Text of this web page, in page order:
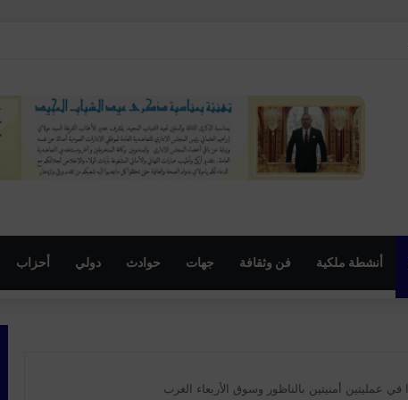
أنشطة ملكية فن وثقافة جهات حوادث دولي أحزاب